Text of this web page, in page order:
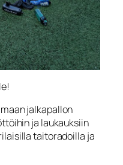
jalkapallon
ja laukauksiin
taitoradoilla ja